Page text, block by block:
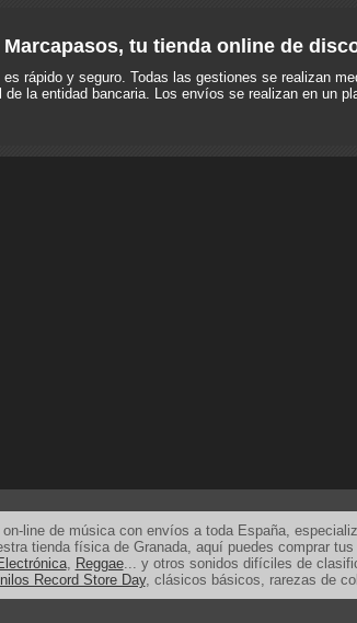
tu tienda online de
rápido y seguro. Todas las gestiones se realizan
la entidad bancaria. Los envíos se realizan en un
line de música con envíos a toda España,
tienda física de Granada, aquí puedes comprar
, Reggae... y otros sonidos difíciles de
Record Store Day, clásicos básicos, rarezas de